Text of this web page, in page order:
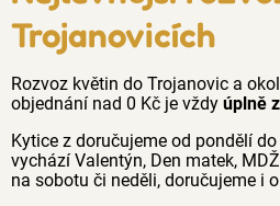
Trojanovicích
Rozvoz květin do Trojanovic a
objednání nad 0 Kč je vždy úplně
Kytice z doručujeme od pondělí
vychází Valentýn, Den matek,
na sobotu či neděli, doručujeme i